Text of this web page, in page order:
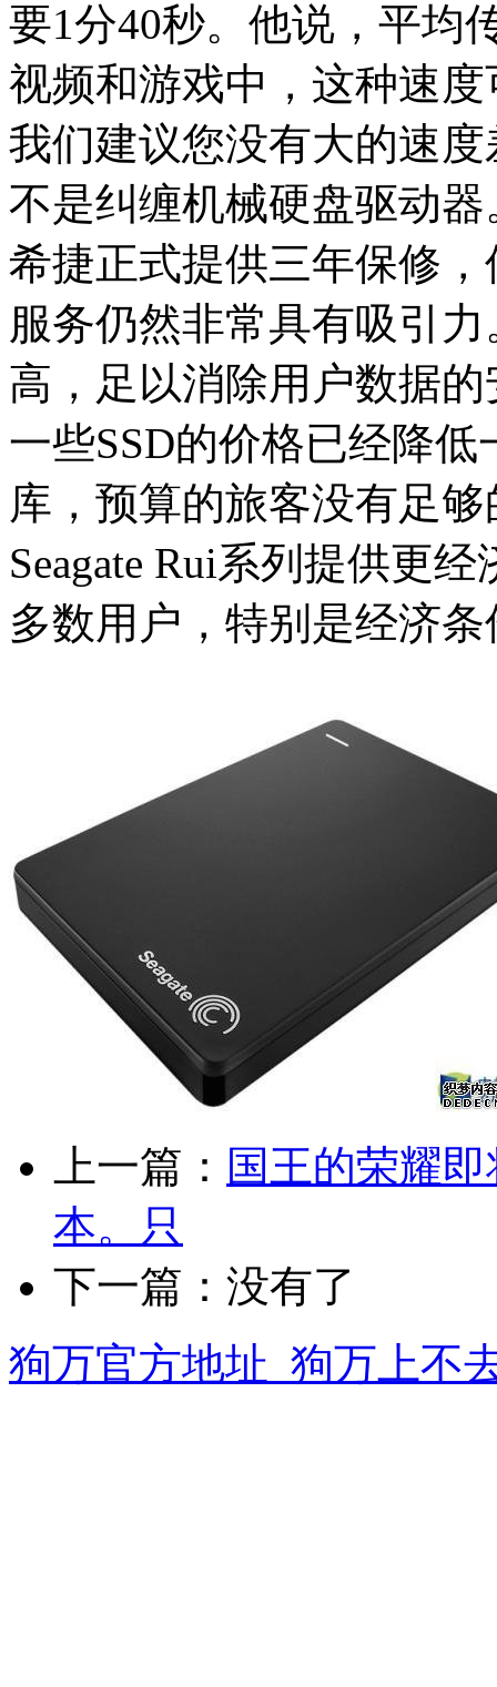
要1分40秒。他说，平均
视频和游戏中，这种速
我们建议您没有大的速
不是纠缠机械硬盘驱动
希捷正式提供三年保修
服务仍然非常具有吸引
高，足以消除用户数据
一些SSD的价格已经降
库，预算的旅客没有足
Seagate Rui系列提供更
多数用户，特别是经济
上一篇： 国王的荣耀
本。只
下一篇：没有了
狗万官方地址_狗万上不